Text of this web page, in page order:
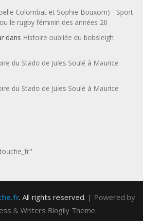
Colombat et Sophie Bouxom) - Sport
le rugby féminin des années 20
dans Histoire oubliée du bobsleigh
du Stado de Jules Soulé à Maurice
du Stado de Jules Soulé à Maurice
. All rights reserved. | Powered by
& Writers Blogily Theme